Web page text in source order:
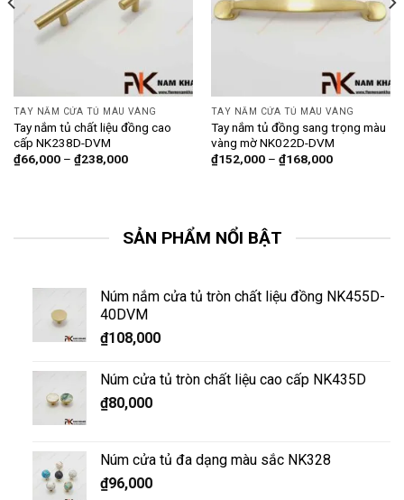
TAY NẮM CỬA TỦ MÀU VÀNG
Tay nắm tủ chất liệu đồng cao
cấp NK238D-DVM
₫66,000– ₫238,000
TAY NẮM CỬA TỦ MÀU VÀNG
Tay nắm tủ đồng sang trọng màu
vàng mờ NK022D-DVM
₫152,000– ₫168,000
SẢN PHẨM NỔI BẬT
Núm nắm cửa tủ tròn chất liệu đồng NK455D-
40DVM
₫108,000
Núm cửa tủ tròn chất liệu cao cấp NK435D
₫80,000
Núm cửa tủ đa dạng màu sắc NK328
₫96,000